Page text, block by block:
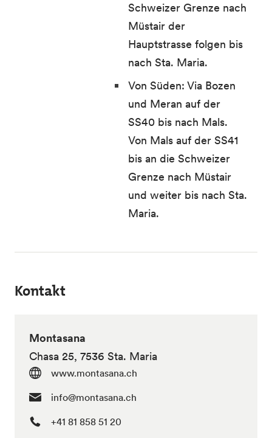
Schweizer Grenze nach
Müstair der
Hauptstrasse folgen bis
nach Sta. Maria.
Von Süden: Via Bozen
und Meran auf der
SS40 bis nach Mals.
Von Mals auf der SS41
bis an die Schweizer
Grenze nach Müstair
und weiter bis nach Sta.
Maria.
Kontakt
Montasana
Chasa 25, 7536 Sta. Maria
www.montasana.ch
info@montasana.ch
+41 81 858 51 20